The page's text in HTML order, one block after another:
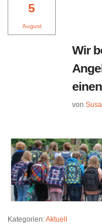
5
August
Wir
von
Kategorien:Aktuell